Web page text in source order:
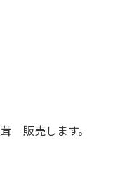
販売します。